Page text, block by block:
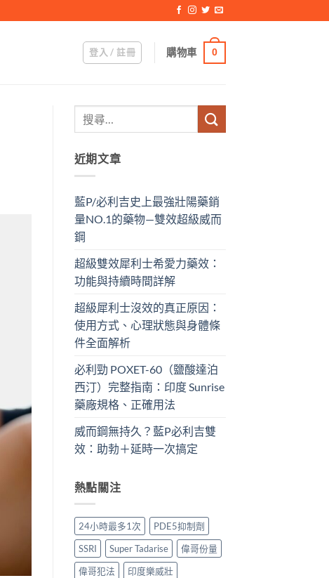
登入 / 註冊 購物車 0
近期文章
藍P/必利吉史上最強壯陽藥銷
量NO.1的藥物—雙效超級威而
鋼
超級雙效犀利士希愛力藥效：
功能與持續時間詳解
超級犀利士沒效的真正原因：
使用方式、心理狀態與身體條
件全面解析
必利勁 POXET-60（鹽酸達泊
西汀）完整指南：印度 Sunrise
藥廠規格、正確用法
威而鋼無持久？藍P必利吉雙
效：助勃＋延時一次搞定
熱點關注
24小時最多1次
PDE5抑制劑
SSRI
Super Tadarise
偉哥份量
偉哥犯法
印度樂威壯